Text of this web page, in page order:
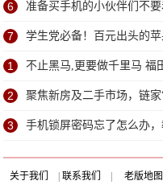
6 准备买手机的小伙伴们不
机吧
7 学生党必备！百元出头的
1 不止黑马,更要做千里马 福
2 聚焦新房及二手市场，链
3 手机锁屏密码忘了怎么办
关于我们 联系我们 老版地图